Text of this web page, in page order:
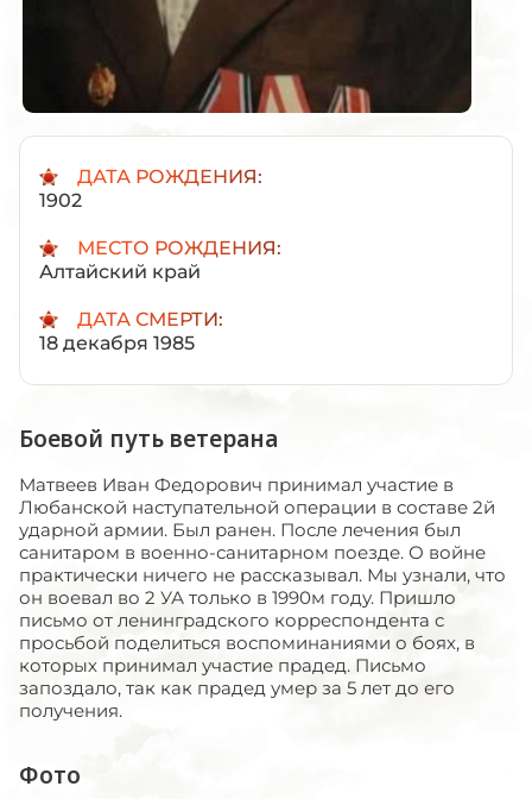
ДАТА РОЖДЕНИЯ:
1902
МЕСТО РОЖДЕНИЯ:
Алтайский край
ДАТА СМЕРТИ:
18 декабря 1985
Боевой путь ветерана
Матвеев Иван Федорович принимал участие в
Любанской наступательной операции в составе 2й
ударной армии. Был ранен. После лечения был
санитаром в военно-санитарном поезде. О войне
практически ничего не рассказывал. Мы узнали, что
он воевал во 2 УА только в 1990м году. Пришло
письмо от ленинградского корреспондента с
просьбой поделиться воспоминаниями о боях, в
которых принимал участие прадед. Письмо
запоздало, так как прадед умер за 5 лет до его
получения.
Фото